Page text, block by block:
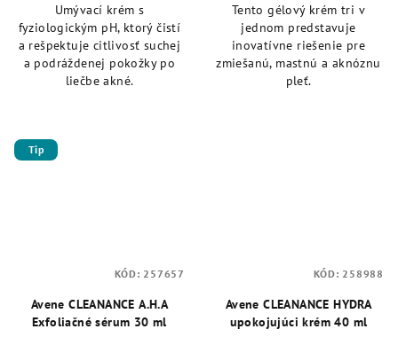
Umývací krém s
fyziologickým pH, ktorý čistí
a rešpektuje citlivosť suchej
a podráždenej pokožky po
liečbe akné.
Tento gélový krém tri v
jednom predstavuje
inovatívne riešenie pre
zmiešanú, mastnú a aknóznu
pleť.
Tip
Avene CLEANANCE A.H.A
Exfoliačné sérum 30 ml
KÓD: 257657
Avene CLEANANCE HYDRA
upokojujúci krém 40 ml
KÓD: 258988